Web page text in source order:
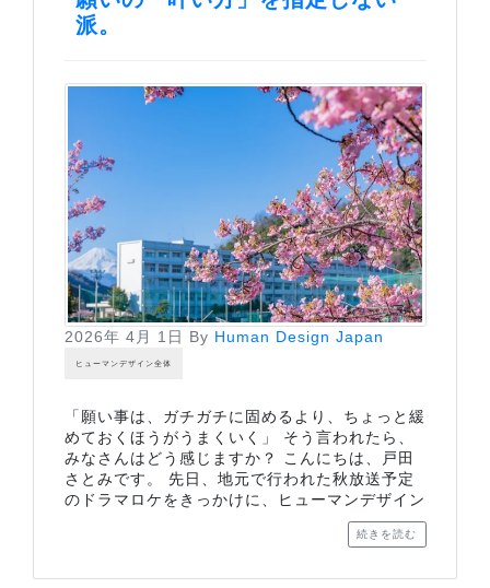
派。
2026年 4月 1日 By Human Design Japan
ヒューマンデザイン全体
「願い事は、ガチガチに固めるより、ちょっと緩
めておくほうがうまくいく」 そう言われたら、
みなさんはどう感じますか？ こんにちは、戸田
さとみです。 先日、地元で行われた秋放送予定
のドラマロケをきっかけに、ヒューマンデザイン
続きを読む